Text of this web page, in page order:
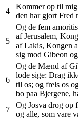
4
Kommer op til
den har gjort Fred
5
Og de fem
af Jerusalem,
af Lakis, Kongen
sig mod Gibeon
6
Og de Mænd af
lode sige: Drag
til os; og frels os
bo paa Bjergene,
7
Og Josva drog op
og alle, som vare